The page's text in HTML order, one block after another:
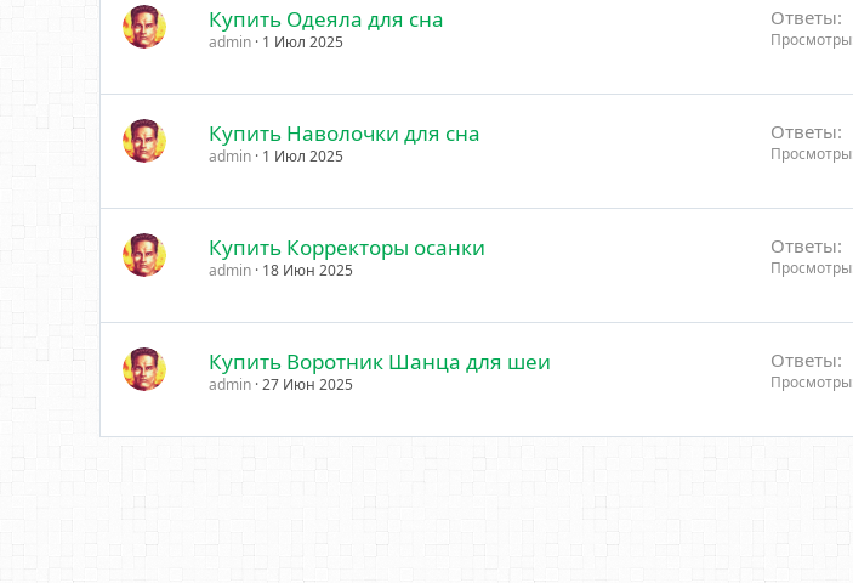
Купить Одеяла для сна
admin 1 Июл 2025
Ответы
Просмотры
Купить Наволочки для сна
admin 1 Июл 2025
Ответы
Просмотры
Купить Корректоры осанки
admin 18 Июн 2025
Ответы
Просмотры
Купить Воротник Шанца для шеи
admin 27 Июн 2025
Ответы
Просмотры